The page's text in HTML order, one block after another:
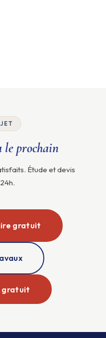
le prochain
Étude et devis
gratuit
gratuit